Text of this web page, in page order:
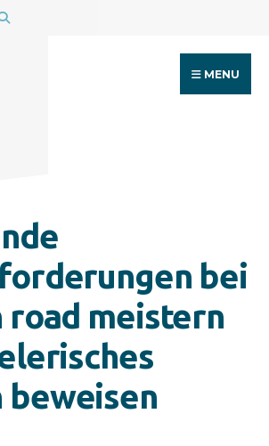
MENU
bei
road meistern
beweisen